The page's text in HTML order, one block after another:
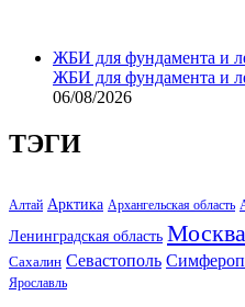
ЖБИ для фундамента и
ЖБИ для фундамента и
06/08/2026
ТЭГИ
Алтай Арктика Архангельская область
Ленинградская область Москва
Сахалин Севастополь
Ярославль